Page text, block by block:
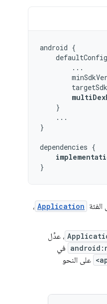
android {
defaultConfig
...
}
...
}
dependencies {
}
Application ،
، عدِّل
في
على النحو